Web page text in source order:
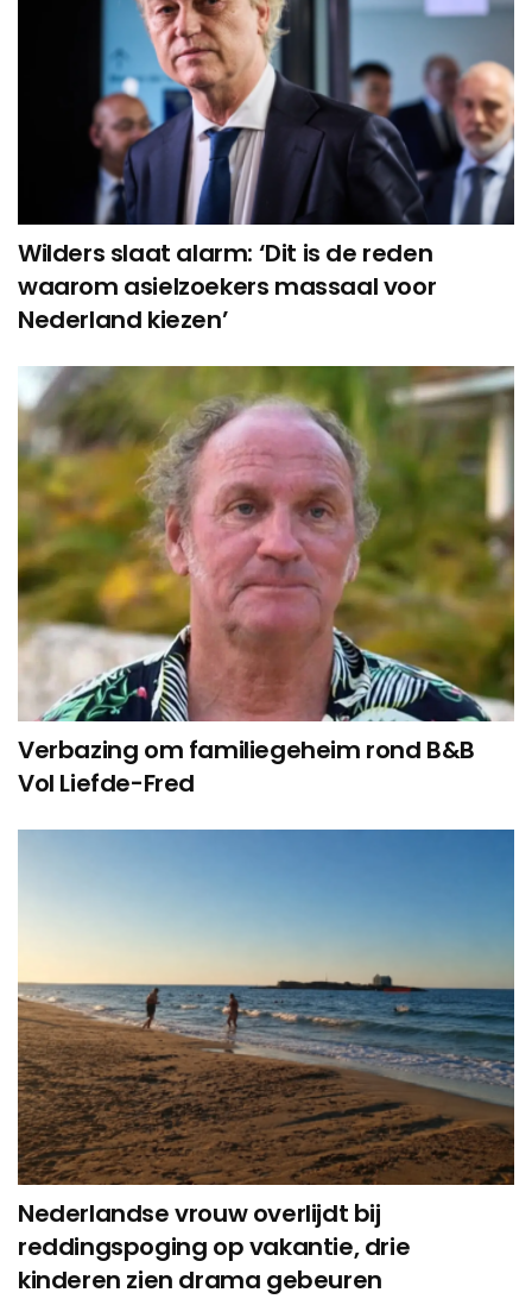
Wilders slaat alarm: ‘Dit is de reden
waarom asielzoekers massaal voor
Nederland kiezen’
Verbazing om familiegeheim rond B&B
Vol Liefde-Fred
Nederlandse vrouw overlijdt bij
reddingspoging op vakantie, drie
kinderen zien drama gebeuren